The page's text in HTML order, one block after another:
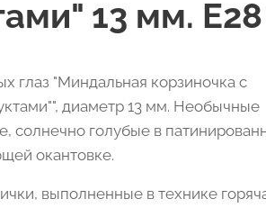
13 мм. Е28
глаз "Миндальная корзиночка с
диаметр 13 мм. Необычные
солнечно голубые в
окантовке.
выполненные в технике